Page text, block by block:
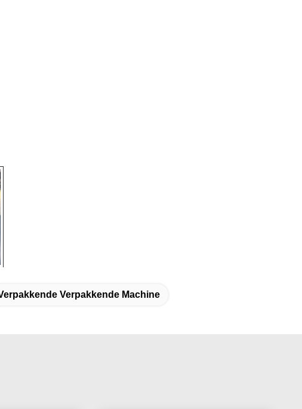
Verpakkende Machine